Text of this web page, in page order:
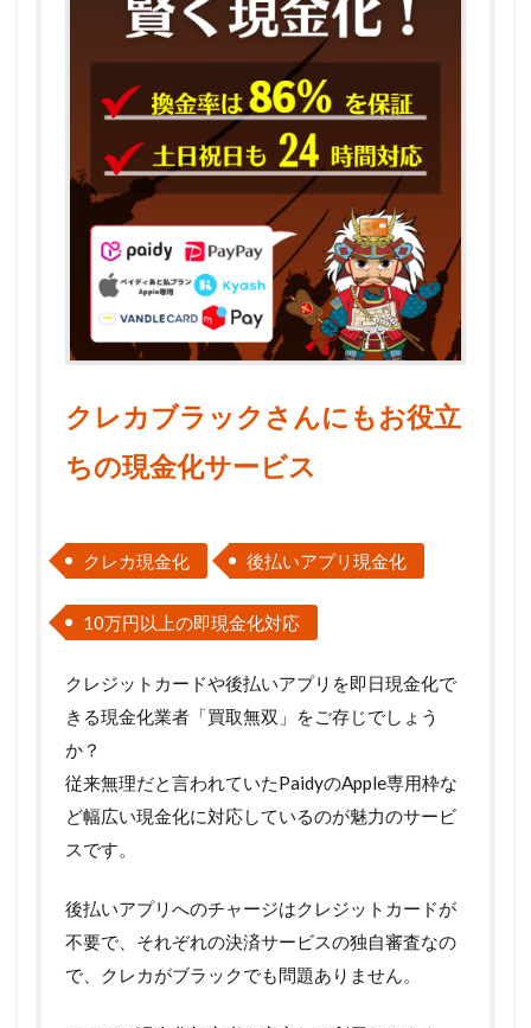
クレカブラックさんにもお役立
ちの現金化サービス
クレカ現金化 後払いアプリ現金化
10万円以上の即現金化対応
クレジットカードや後払いアプリを即日現金化で
きる現金化業者「買取無双」をご存じでしょう
か？
従来無理だと言われていたPaidyのApple専用枠な
ど幅広い現金化に対応しているのが魅力のサービ
スです。
後払いアプリへのチャージはクレジットカードが
不要で、それぞれの決済サービスの独自審査なの
で、クレカがブラックでも問題ありません。